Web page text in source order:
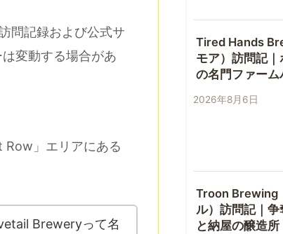
問記録および公式サ
変動する場合があ
」エリアにある
Breweryって名
Tired Hands
モア）訪問記
の名門ファーム
2026年8月6日
Troon Brewing
ル）訪問記｜
と納屋の醸造所